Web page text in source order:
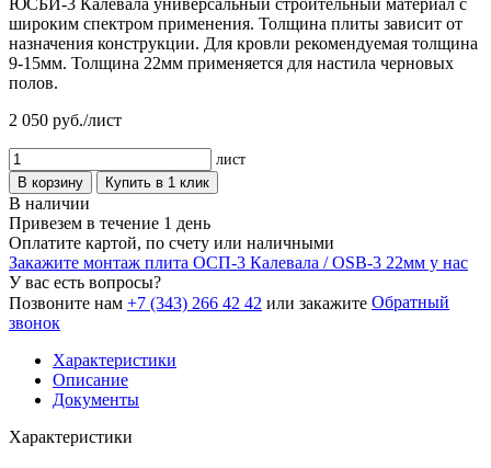
широким спектром применения. Толщина плиты зависит от
назначения конструкции. Для кровли рекомендуемая толщина
9-15мм. Толщина 22мм применяется для настила черновых
полов.
2 050 руб./лист
лист
В корзину
Купить в 1 клик
В наличии
Привезем в течение 1 день
Оплатите картой, по счету или наличными
Закажите монтаж плита ОСП-3 Калевала / OSB-3 22мм у нас
У вас есть вопросы?
Позвоните нам +7 (343) 266 42 42 или закажите Обратный
звонок
Характеристики
Описание
Документы
Характеристики